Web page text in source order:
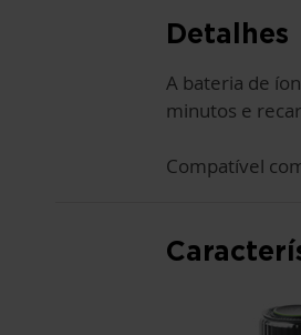
Detalhes
A bateria de
minutos e
Compatível